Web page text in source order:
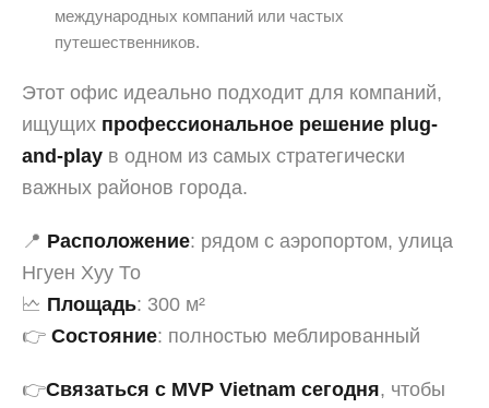
международных компаний или частых
путешественников.
Этот офис идеально подходит для компаний,
ищущих профессиональное решение plug-
and-play в одном из самых стратегически
важных районов города.
📍 Расположение: рядом с аэропортом, улица
Нгуен Хуу То
🗠 Площадь: 300 м²
👉 Состояние: полностью меблированный
👉Связаться с MVP Vietnam сегодня, чтобы